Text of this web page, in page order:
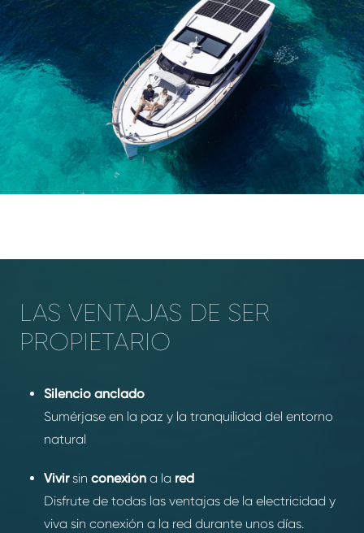
LAS VENTAJAS DE SER
PROPIETARIO
Silencio anclado
Sumérjase en la paz y la tranquilidad del entorno
natural
Vivirsin conexión a la red
Disfrute de todas las ventajas de la electricidad y
viva sin conexión a la red durante unos días.